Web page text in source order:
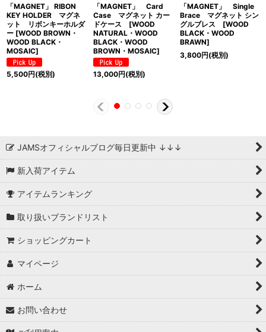
「MAGNET」 RIBON
KEY HOLDER マグネ
ット リボンキーホルダ
ー [WOOD BROWN・
WOOD BLACK・
MOSAIC]
5,500円(税別)
「MAGNET」 Card
Case マグネット カー
ドケース [WOOD
NATURAL・WOOD
BLACK・WOOD
BROWN・MOSAIC]
13,000円(税別)
「MAGNET」 Single
Brace マグネット シン
グルブレス [WOOD
BLACK・WOOD
BRAWN]
3,800円(税別)
JAMSオフィシャルブログ毎日更新中 ↓↓↓
新入荷アイテム
アイテムランキング
取り扱いブランドリスト
ショッピングカート
マイページ
ホーム
お問い合わせ